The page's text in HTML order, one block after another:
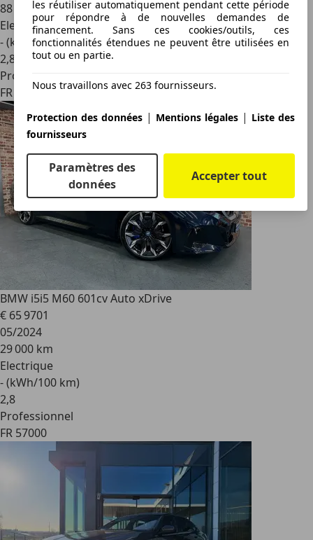
88 640 km
Electrique
- (kWh/100 km)
2,8
Professionnel
FR 59650
BMW i5i5 M60 601cv Auto xDrive
€ 65 9701
05/2024
29 000 km
Electrique
- (kWh/100 km)
2,8
Professionnel
FR 57000
les réutiliser automatiquement pendant cette période
pour répondre à de nouvelles demandes de
financement. Sans ces cookies/outils, ces
fonctionnalités étendues ne peuvent être utilisées en
tout ou en partie.
Nous travaillons avec 263 fournisseurs.
Protection des données | Mentions légales | Liste des
fournisseurs
Paramètres des
données
Accepter tout